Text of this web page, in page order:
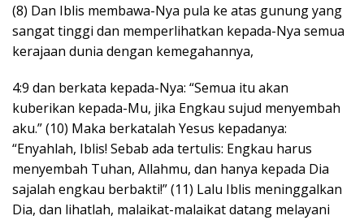
(8) Dan Iblis membawa-Nya pula ke atas gunung yang
sangat tinggi dan memperlihatkan kepada-Nya semua
kerajaan dunia dengan kemegahannya,
4:9 dan berkata kepada-Nya: “Semua itu akan
kuberikan kepada-Mu, jika Engkau sujud menyembah
aku.” (10) Maka berkatalah Yesus kepadanya:
“Enyahlah, Iblis! Sebab ada tertulis: Engkau harus
menyembah Tuhan, Allahmu, dan hanya kepada Dia
sajalah engkau berbakti!” (11) Lalu Iblis meninggalkan
Dia, dan lihatlah, malaikat-malaikat datang melayani